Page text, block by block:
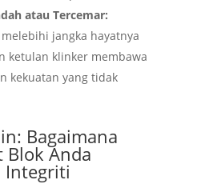
atau Tercemar:
jangka hayatnya
ketulan klinker membawa
kekuatan yang tidak
Bagaimana
Blok Anda
Integriti